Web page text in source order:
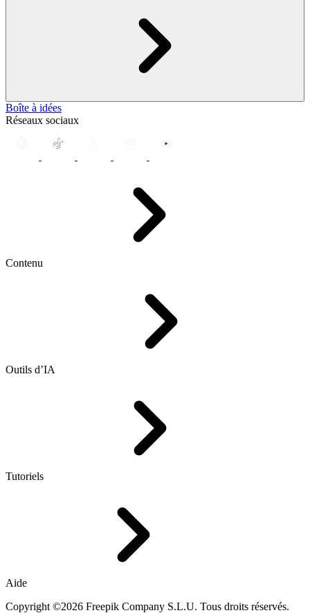
Boîte à idées
Réseaux sociaux
Contenu
Outils d’IA
Tutoriels
Aide
Copyright ©2026 Freepik Company S.L.U. Tous droits réservés.